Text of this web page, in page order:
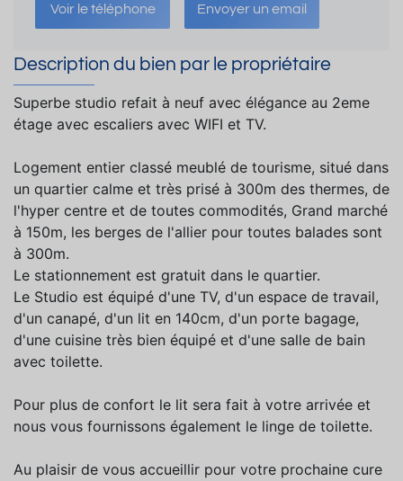
Voir le téléphone Envoyer un email
Description du bien par le propriétaire
Superbe studio refait à neuf avec élégance au 2eme
étage avec escaliers avec WIFI et TV.
Logement entier classé meublé de tourisme, situé dans
un quartier calme et très prisé à 300m des thermes, de
l'hyper centre et de toutes commodités, Grand marché
à 150m, les berges de l'allier pour toutes balades sont
à 300m.
Le stationnement est gratuit dans le quartier.
Le Studio est équipé d'une TV, d'un espace de travail,
d'un canapé, d'un lit en 140cm, d'un porte bagage,
d'une cuisine très bien équipé et d'une salle de bain
avec toilette.
Pour plus de confort le lit sera fait à votre arrivée et
nous vous fournissons également le linge de toilette.
Au plaisir de vous accueillir pour votre prochaine cure